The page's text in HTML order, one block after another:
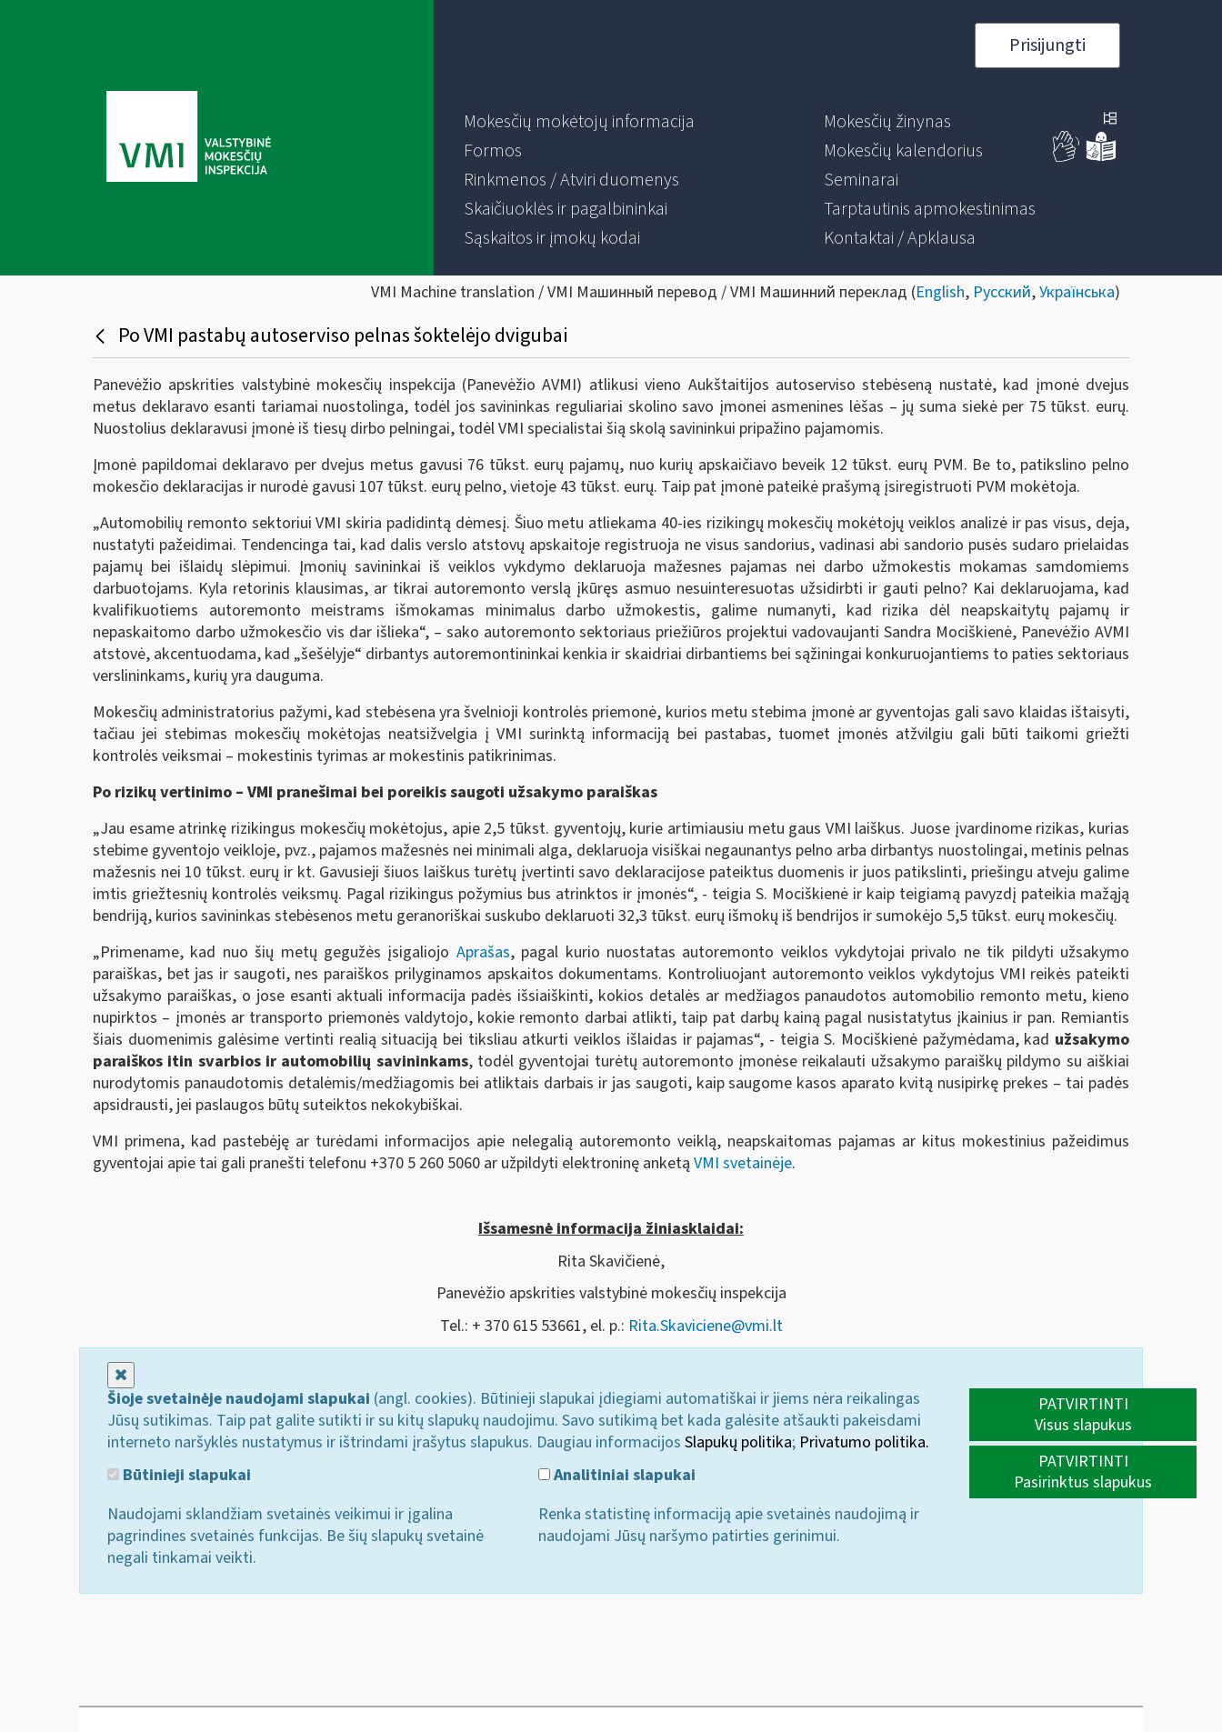
Prisijungti
Mokesčių mokėtojų informacija
Formos
Rinkmenos / Atviri duomenys
Skaičiuoklės ir pagalbininkai
Sąskaitos ir įmokų kodai
Mokesčių žinynas
Mokesčių kalendorius
Seminarai
Tarptautinis apmokestinimas
Kontaktai / Apklausa
VMI Machine translation / VMI Машинный перевод / VMI Машинний переклад (English, Русский,Українська)
Po VMI pastabų autoserviso pelnas šoktelėjo dvigubai
Panevėžio apskrities valstybinė mokesčių inspekcija (Panevėžio AVMI) atlikusi vieno Aukštaitijos autoserviso stebėseną nustatė, kad įmonė dvejus
metus deklaravo esanti tariamai nuostolinga, todėl jos savininkas reguliariai skolino savo įmonei asmenines lėšas – jų suma siekė per 75 tūkst. eurų.
Nuostolius deklaravusi įmonė iš tiesų dirbo pelningai, todėl VMI specialistai šią skolą savininkui pripažino pajamomis.
Įmonė papildomai deklaravo per dvejus metus gavusi 76 tūkst. eurų pajamų, nuo kurių apskaičiavo beveik 12 tūkst. eurų PVM. Be to, patikslino pelno
mokesčio deklaracijas ir nurodė gavusi 107 tūkst. eurų pelno, vietoje 43 tūkst. eurų. Taip pat įmonė pateikė prašymą įsiregistruoti PVM mokėtoja.
„Automobilių remonto sektoriui VMI skiria padidintą dėmesį. Šiuo metu atliekama 40-ies rizikingų mokesčių mokėtojų veiklos analizė ir pas visus, deja,
nustatyti pažeidimai. Tendencinga tai, kad dalis verslo atstovų apskaitoje registruoja ne visus sandorius, vadinasi abi sandorio pusės sudaro prielaidas
pajamų bei išlaidų slėpimui. Įmonių savininkai iš veiklos vykdymo deklaruoja mažesnes pajamas nei darbo užmokestis mokamas samdomiems
darbuotojams. Kyla retorinis klausimas, ar tikrai autoremonto verslą įkūręs asmuo nesuinteresuotas užsidirbti ir gauti pelno? Kai deklaruojama, kad
kvalifikuotiems autoremonto meistrams išmokamas minimalus darbo užmokestis, galime numanyti, kad rizika dėl neapskaitytų pajamų ir
nepaskaitomo darbo užmokesčio vis dar išlieka“, – sako autoremonto sektoriaus priežiūros projektui vadovaujanti Sandra Mociškienė, Panevėžio AVMI
atstovė, akcentuodama, kad „šešėlyje“ dirbantys autoremontininkai kenkia ir skaidriai dirbantiems bei sąžiningai konkuruojantiems to paties sektoriaus
verslininkams, kurių yra dauguma.
Mokesčių administratorius pažymi, kad stebėsena yra švelnioji kontrolės priemonė, kurios metu stebima įmonė ar gyventojas gali savo klaidas ištaisyti,
tačiau jei stebimas mokesčių mokėtojas neatsižvelgia į VMI surinktą informaciją bei pastabas, tuomet įmonės atžvilgiu gali būti taikomi griežti
kontrolės veiksmai – mokestinis tyrimas ar mokestinis patikrinimas.
Po rizikų vertinimo – VMI pranešimai bei poreikis saugoti užsakymo paraiškas
„Jau esame atrinkę rizikingus mokesčių mokėtojus, apie 2,5 tūkst. gyventojų, kurie artimiausiu metu gaus VMI laiškus. Juose įvardinome rizikas, kurias
stebime gyventojo veikloje, pvz., pajamos mažesnės nei minimali alga, deklaruoja visiškai negaunantys pelno arba dirbantys nuostolingai, metinis pelnas
mažesnis nei 10 tūkst. eurų ir kt. Gavusieji šiuos laiškus turėtų įvertinti savo deklaracijose pateiktus duomenis ir juos patikslinti, priešingu atveju galime
imtis griežtesnių kontrolės veiksmų. Pagal rizikingus požymius bus atrinktos ir įmonės“, - teigia S. Mociškienė ir kaip teigiamą pavyzdį pateikia mažąją
bendriją, kurios savininkas stebėsenos metu geranoriškai suskubo deklaruoti 32,3 tūkst. eurų išmokų iš bendrijos ir sumokėjo 5,5 tūkst. eurų mokesčių.
„Primename, kad nuo šių metų gegužės įsigaliojo Aprašas, pagal kurio nuostatas autoremonto veiklos vykdytojai privalo ne tik pildyti užsakymo
paraiškas, bet jas ir saugoti, nes paraiškos prilyginamos apskaitos dokumentams. Kontroliuojant autoremonto veiklos vykdytojus VMI reikės pateikti
užsakymo paraiškas, o jose esanti aktuali informacija padės išsiaiškinti, kokios detalės ar medžiagos panaudotos automobilio remonto metu, kieno
nupirktos – įmonės ar transporto priemonės valdytojo, kokie remonto darbai atlikti, taip pat darbų kainą pagal nusistatytus įkainius ir pan. Remiantis
šiais duomenimis galėsime vertinti realią situaciją bei tiksliau atkurti veiklos išlaidas ir pajamas“, - teigia S. Mociškienė pažymėdama, kad užsakymo
paraiškos itin svarbios ir automobilių savininkams, todėl gyventojai turėtų autoremonto įmonėse reikalauti užsakymo paraiškų pildymo su aiškiai
nurodytomis panaudotomis detalėmis/medžiagomis bei atliktais darbais ir jas saugoti, kaip saugome kasos aparato kvitą nusipirkę prekes – tai padės
apsidrausti, jei paslaugos būtų suteiktos nekokybiškai.
VMI primena, kad pastebėję ar turėdami informacijos apie nelegalią autoremonto veiklą, neapskaitomas pajamas ar kitus mokestinius pažeidimus
gyventojai apie tai gali pranešti telefonu +370 5 260 5060 ar užpildyti elektroninę anketą VMI svetainėje.
Išsamesnė informacija žiniasklaidai:
Rita Skavičienė,
Panevėžio apskrities valstybinė mokesčių inspekcija
Tel.: + 370 615 53661, el. p.: Rita.Skaviciene@vmi.lt
Šioje svetainėje naudojami slapukai (angl. cookies). Būtinieji slapukai įdiegiami automatiškai ir jiems nėra reikalingas
Jūsų sutikimas. Taip pat galite sutikti ir su kitų slapukų naudojimu. Savo sutikimą bet kada galėsite atšaukti pakeisdami
interneto naršyklės nustatymus ir ištrindami įrašytus slapukus. Daugiau informacijos Slapukų politika; Privatumo politika.
Būtinieji slapukai
Naudojami sklandžiam svetainės veikimui ir įgalina
pagrindines svetainės funkcijas. Be šių slapukų svetainė
negali tinkamai veikti.
Analitiniai slapukai
Renka statistinę informaciją apie svetainės naudojimą ir
naudojami Jūsų naršymo patirties gerinimui.
PATVIRTINTI
Visus slapukus
PATVIRTINTI
Pasirinktus slapukus